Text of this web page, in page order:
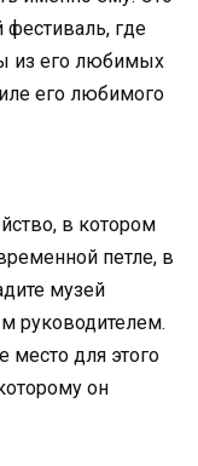
где
из его любимых
его любимого
в котором
петле, в
музей
руководителем.
место для этого
он